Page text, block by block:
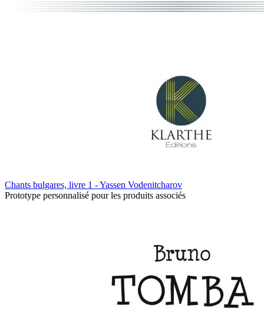
Chants bulgares, livre 1 - Yassen Vodenitcharov
Prototype personnalisé pour les produits associés